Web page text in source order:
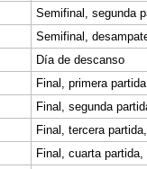
Semifinal, segunda
Semifinal,
Día de descanso
Final, primera
Final, segunda
Final, tercera
Final, cuarta partida,